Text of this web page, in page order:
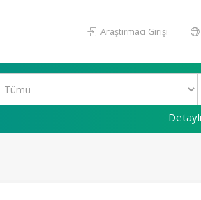
Araştırmacı Girişi